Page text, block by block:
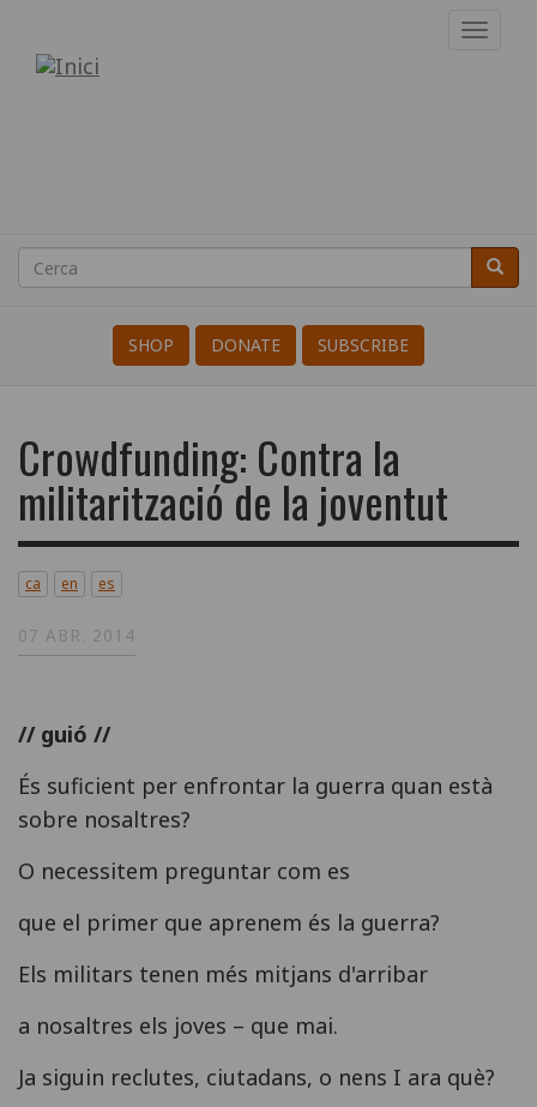
contingut
Drupal
Search
Cerca Cerca
SHOP DONATE SUBSCRIBE
Crowdfunding: Contra la
militarització de la joventut
ca en es
07 ABR. 2014
// guió //
És suficient per enfrontar la guerra quan està
sobre nosaltres?
O necessitem preguntar com es
que el primer que aprenem és la guerra?
Els militars tenen més mitjans d'arribar
a nosaltres els joves – que mai.
Ja siguin reclutes, ciutadans, o nens I ara què?